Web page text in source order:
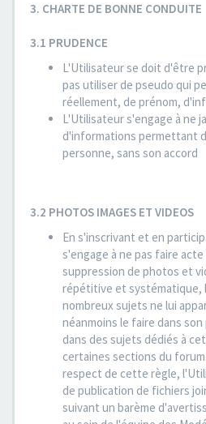
3. CHARTE DE BONNE CONDUITE
3.1 PRUDENCE
L'Utilisateur se doit d'être
pas utiliser de pseudo qui
réellement, de prénom,
L'Utilisateur s'engage à ne
d'informations permettant
personne, sans son accord
3.2 PHOTOS IMAGES ET VIDEOS
En s'inscrivant et en
s'engage à ne pas faire
suppression de photos et
répétitive et systématique,
nombreux sujets ne lui
néanmoins le faire dans
dans des sujets dédiés à
certaines sections du
respect de cette règle,
de publication de fichiers
suivant un barème